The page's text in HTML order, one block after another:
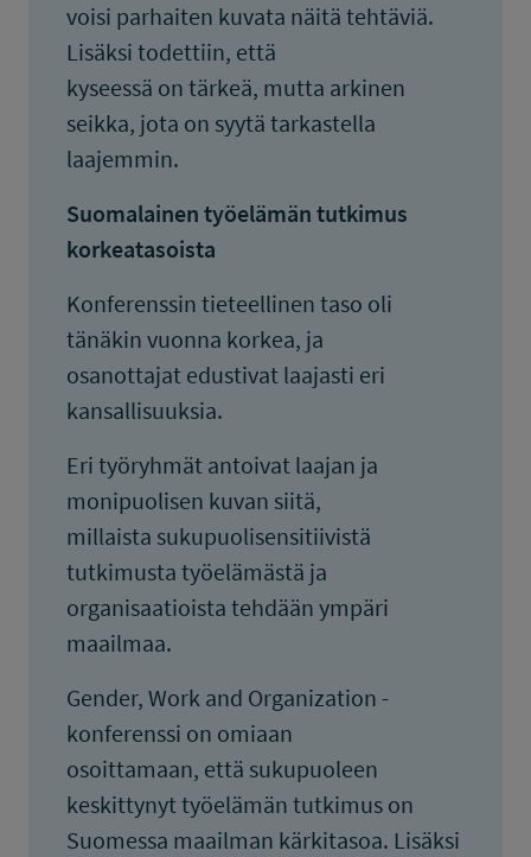
voisi parhaiten kuvata näitä tehtäviä.
Lisäksi todettiin, että
kyseessä on tärkeä, mutta arkinen
seikka, jota on syytä tarkastella
laajemmin.
Suomalainen työelämän tutkimus
korkeatasoista
Konferenssin tieteellinen taso oli
tänäkin vuonna korkea, ja
osanottajat edustivat laajasti eri
kansallisuuksia.
Eri työryhmät antoivat laajan ja
monipuolisen kuvan siitä,
millaista sukupuolisensitiivistä
tutkimusta työelämästä ja
organisaatioista tehdään ympäri
maailmaa.
Gender, Work and Organization -
konferenssi on omiaan
osoittamaan, että sukupuoleen
keskittynyt työelämän tutkimus on
Suomessa maailman kärkitasoa. Lisäksi